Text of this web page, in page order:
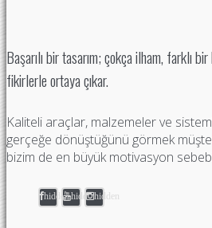
Başarılı bir tasarım; çokça ilham, farklı bir
fikirlerle ortaya çıkar.
Kaliteli araçlar, malzemeler ve
gerçeğe dönüştüğünü görmek
bizim de en büyük motivasyon
hidden hiddenhidden